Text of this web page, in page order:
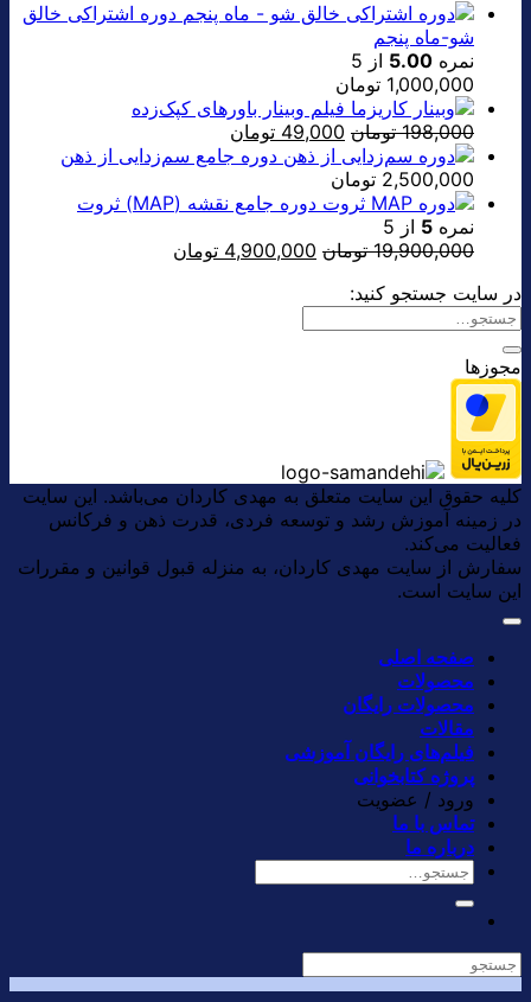
دوره اشتراکی خالق
شو-ماه پنجم
نمره 5.00 از 5
1,000,000 تومان
فیلم وبینار باورهای کپک‌زده
198,000 تومان قیمت
اصلی:
بود.
49,000 تومان
فعلی:
دوره جامع سم‌زدایی از ذهن
2,500,000 تومان
دوره جامع نقشه (MAP) ثروت
نمره 5 از 5
19,900,000 تومان قیمت
4,900,000 تومان
در سایت جستجو کنید:
مجوزها
کلیه حقوق این سایت متعلق به مهدی کاردان می‌باشد. این سایت
در زمینه آموزش رشد و توسعه فردی، قدرت ذهن و فرکانس
فعالیت می‌کند.
سفارش از سایت مهدی کاردان، به منزله قبول قوانین و مقررات
این سایت است.
صفحه اصلی
محصولات
محصولات رایگان
مقالات
فیلم‌های رایگان آموزشی
پروژه کتابخوانی
ورود / عضویت
تماس با ما
درباره ما
جستجو